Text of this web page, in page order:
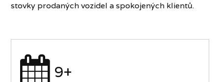
stovky prodaných vozidel a spokojených klientů.
9+